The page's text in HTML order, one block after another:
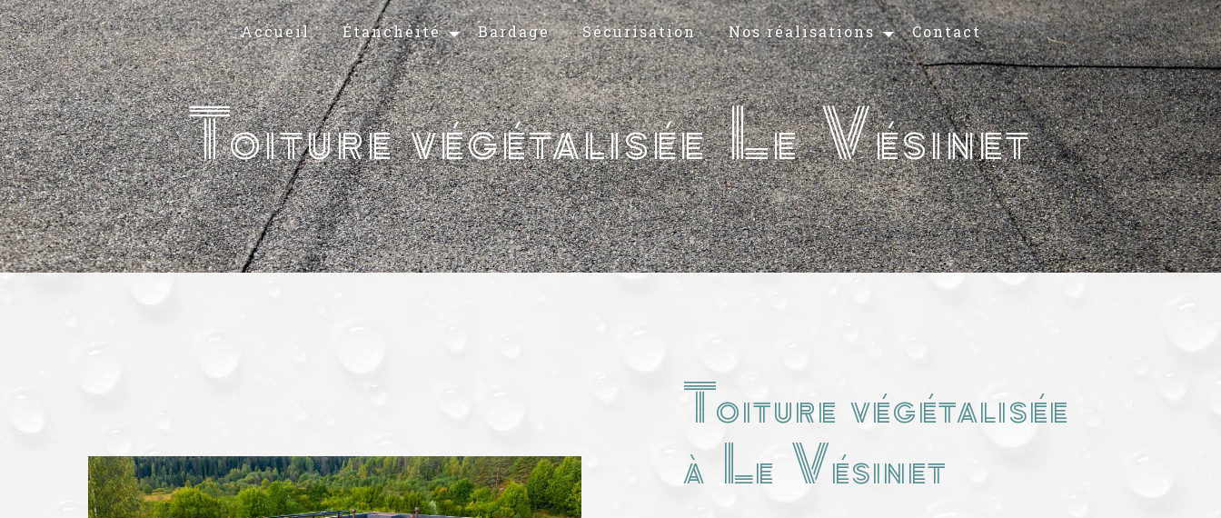
Panneau de gestion des cookies
Accueil Étanchéité Bardage Sécurisation Nos réalisations Contact
Toiture végétalisée Le Vésinet
Toiture végétalisée
à Le Vésinet